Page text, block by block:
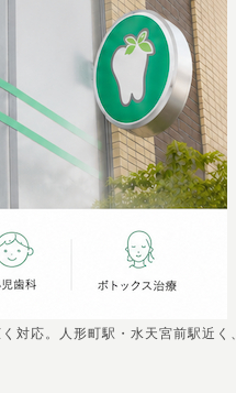
対応。人形町駅・水天宮前駅近